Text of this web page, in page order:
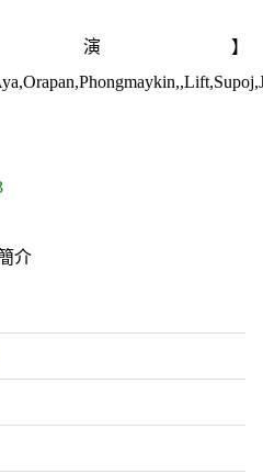
演】
介